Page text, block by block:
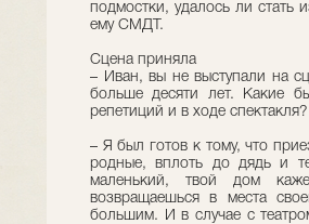
подмостки, удалось ли стать
ему СМДТ.
Сцена приняла
– Иван, вы не выступали на
больше десяти лет. Какие
репетиций и в ходе спектакля?
– Я был готов к тому, что
родные, вплоть до дядь и
маленький, твой дом
возвращаешься в места
большим. И в случае с